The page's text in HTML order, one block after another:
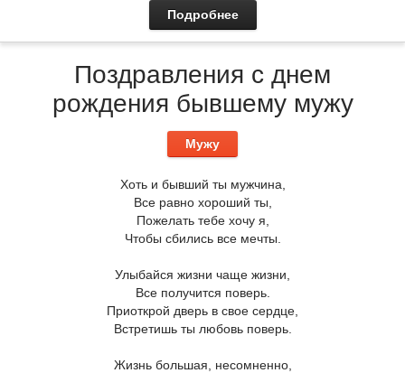
Подробнее
Поздравления с днем
рождения бывшему мужу
Мужу
Хоть и бывший ты мужчина,
Все равно хороший ты,
Пожелать тебе хочу я,
Чтобы сбились все мечты.
Улыбайся жизни чаще жизни,
Все получится поверь.
Приоткрой дверь в свое сердце,
Встретишь ты любовь поверь.
Жизнь большая, несомненно,